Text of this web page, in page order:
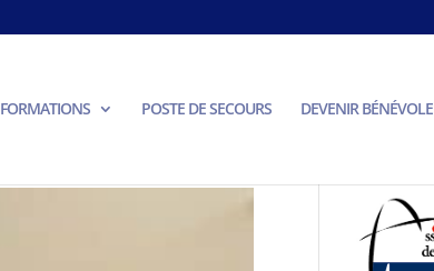
FORMATIONS POSTE DE SECOURS DEVENIR BÉNÉVOLE